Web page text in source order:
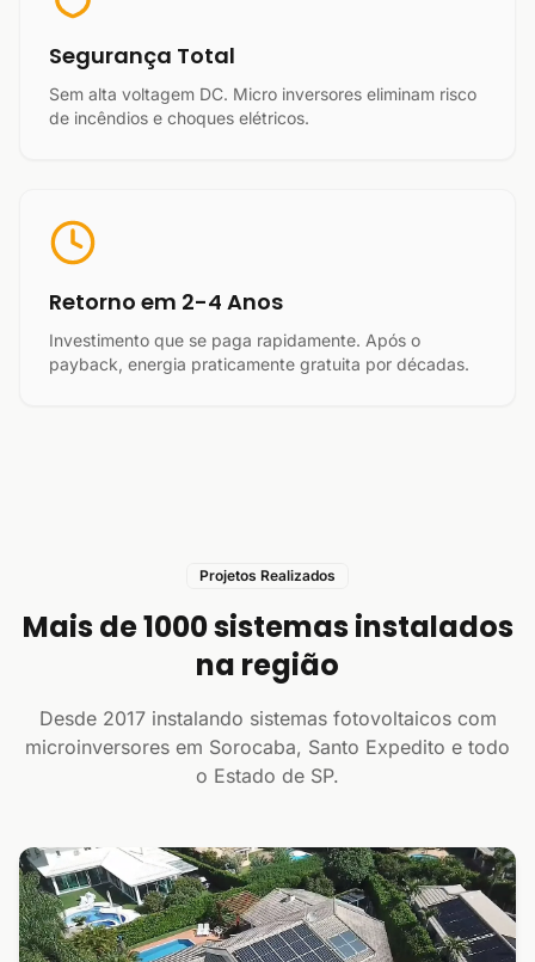
Segurança Total
Sem alta voltagem DC. Micro inversores eliminam risco
de incêndios e choques elétricos.
Retorno em 2-4 Anos
Investimento que se paga rapidamente. Após o
payback, energia praticamente gratuita por décadas.
Projetos Realizados
Mais de 1000 sistemas instalados
na região
Desde 2017 instalando sistemas fotovoltaicos com
microinversores em Sorocaba, Santo Expedito e todo
o Estado de SP.